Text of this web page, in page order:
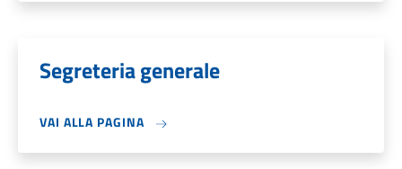
Segreteria generale
VAI ALLA PAGINA